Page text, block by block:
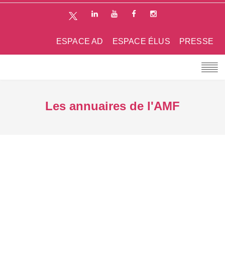
PRESSE
ESPACE ÉLUS
ESPACE AD
Les annuaires de l'AMF